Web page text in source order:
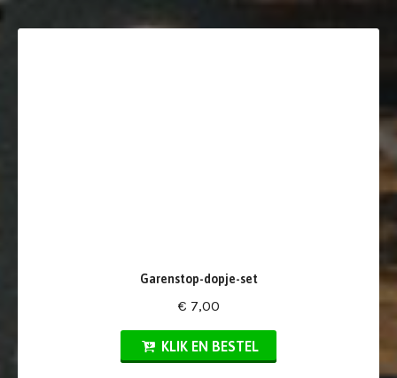
Garenstop-dopje-set
€ 7,00
KLIK EN BESTEL